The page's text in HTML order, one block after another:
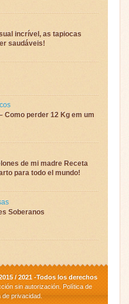
incrível, as tapiocas
saudáveis!
Como perder 12 Kg em um
de mi madre Receta
para todo el mundo!
Soberanos
/ 2021 -Todos los derechos
sin autorización. Política de
de privacidad.